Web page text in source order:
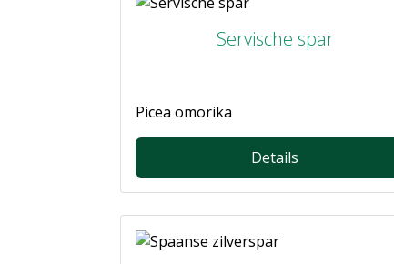
Servische spar
Picea omorika
Details